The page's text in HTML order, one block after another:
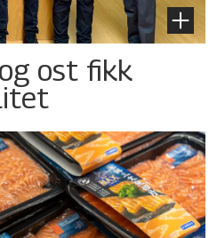
ost fikk